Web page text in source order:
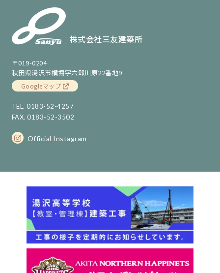
株式会社三友建築所
〒019-0204
秋田県湯沢市横堀字六郎川原22番地9
Googleマップ
TEL. 0183-52-4257
FAX. 0183-52-3502
Official Instagram